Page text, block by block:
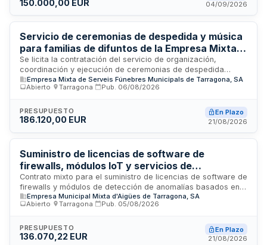
los gastos de gestión, financieros y seguros asociados al
150.000,00 EUR
04/09/2026
Servicio de ceremonias de despedida y música
para familias de difuntos de la Empresa Mixta
de Servicios Fúnebres Municipales de
Tarragona
Se licita la contratación del servicio de organización,
coordinación y ejecución de ceremonias de despedida
personalizadas para familias de difuntos, a cargo de la
Empresa Mixta de Servicios Fúnebres Municipales de
coordinación de eventos, proyección audiovisual, música en
directo y servicios de oficiantes de ceremonias laicas. Las
de Tarragona, así como en espacios al aire libre, iglesias y
centros de culto de la ciudad. La empresa adjudicataria
deberá asignar personal estable y con continuidad durante
toda la duración del contrato.
Empresa Mixta de Serveis Fúnebres Municipals de Tarragona, SA
Abierto
Tarragona Pub. 06/08/2026
PRESUPUESTO
186.120,00 EUR
En Plazo
21/08/2026
Suministro de licencias de software de
firewalls, módulos IoT y servicios de
mantenimiento de seguridad para sistemas de
control industrial - EMATSA Tarragona
Contrato mixto para el suministro de licencias de software de
firewalls y módulos de detección de anomalías basados en
IoT, junto con servicios de operación y mantenimiento
proactivo y reactivo de seguridad. Las prestaciones se
de depuración de Tarragona y Tarragona-Nord, así como al
centro de control operativo de la Empresa Municipal Mixta de
Empresa Municipal Mixta d'Aigües de Tarragona, SA
Abierto
Tarragona Pub. 05/08/2026
PRESUPUESTO
136.070,22 EUR
En Plazo
21/08/2026